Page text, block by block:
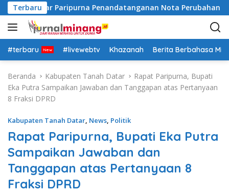
a
g
u
Terbaru
Gelar Paripurna Penandatanganan Nota Perubahan
#terbaru #livewebtv Khazanah Berita Berbahasa
Beranda Kabupaten Tanah Datar
Rapat Paripurna, Bupati
Eka Putra Sampaikan Jawaban dan Tanggapan atas Pertanyaan
8 Fraksi DPRD
Kabupaten Tanah Datar, News, Politik
Rapat Paripurna, Bupati Eka Putra
Sampaikan Jawaban dan
Tanggapan atas Pertanyaan 8
Fraksi DPRD